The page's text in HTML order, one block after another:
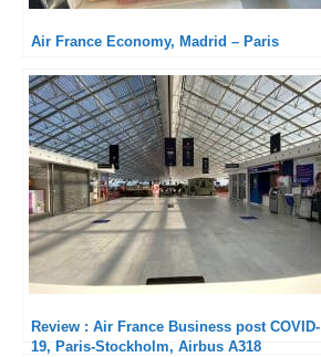
Air France Economy, Madrid – Paris
Review : Air France Business post COVID-
19, Paris-Stockholm, Airbus A318